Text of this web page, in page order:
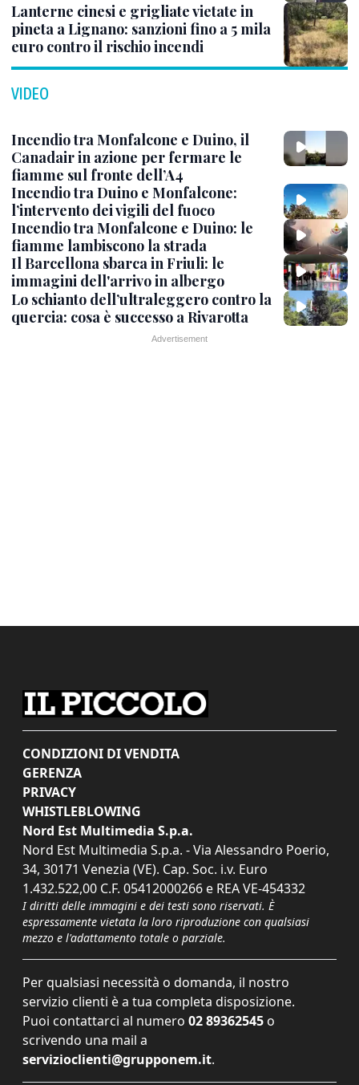
Lanterne cinesi e grigliate vietate in
pineta a Lignano: sanzioni fino a 5 mila
euro contro il rischio incendi
VIDEO
Incendio tra Monfalcone e Duino, il
Canadair in azione per fermare le
fiamme sul fronte dell’A4
Incendio tra Duino e Monfalcone:
l’intervento dei vigili del fuoco
Incendio tra Monfalcone e Duino: le
fiamme lambiscono la strada
Il Barcellona sbarca in Friuli: le
immagini dell'arrivo in albergo
Lo schianto dell’ultraleggero contro la
quercia: cosa è successo a Rivarotta
CONDIZIONI DI VENDITA
GERENZA
PRIVACY
WHISTLEBLOWING
Nord Est Multimedia S.p.a.
Nord Est Multimedia S.p.a. - Via Alessandro Poerio,
34, 30171 Venezia (VE). Cap. Soc. i.v. Euro
1.432.522,00 C.F. 05412000266 e REA VE-454332
I diritti delle immagini e dei testi sono riservati. È
espressamente vietata la loro riproduzione con qualsiasi
mezzo e l'adattamento totale o parziale.
Per qualsiasi necessità o domanda, il nostro
servizio clienti è a tua completa disposizione.
Puoi contattarci al numero 02 89362545 o
scrivendo una mail a
servizioclienti@grupponem.it.